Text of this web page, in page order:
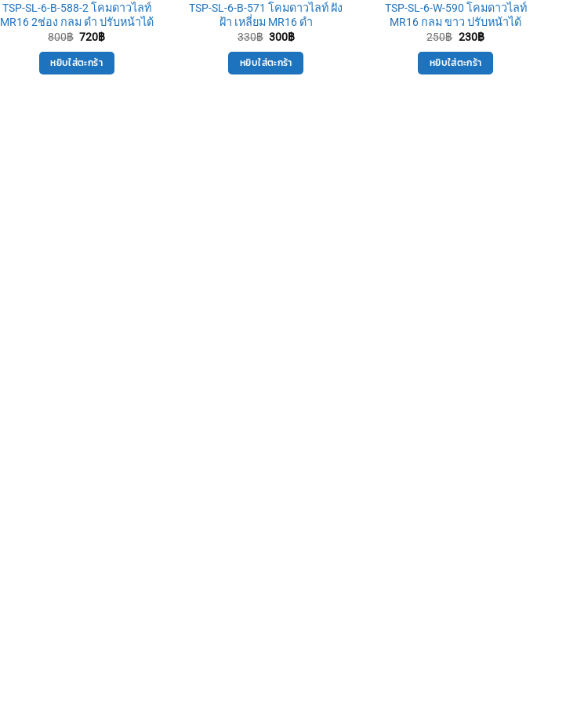
TSP-SL-6-B-588-2 โคมดาวไลท์
MR16 2ช่อง กลม ดำ ปรับหน้าได้
800฿ Original
was:
800฿.
720฿Current
is:
720฿.
หยิบใส่ตะกร้า
TSP-SL-6-B-571 โคมดาวไลท์ ฝัง
ฝ้า เหลี่ยม MR16 ดำ
330฿ Original
was:
330฿.
300฿Current
is:
300฿.
หยิบใส่ตะกร้า
TSP-SL-6-W-590 โคมดาวไลท์
MR16 กลม ขาว ปรับหน้าได้
250฿ Original
was:
250฿.
230฿Current
is:
230฿.
หยิบใส่ตะกร้า